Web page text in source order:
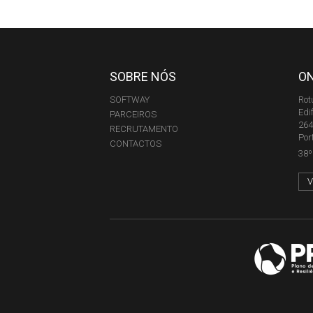
SOBRE NÓS
SOFTWAY
PARCEIROS
RECRUTAMENTO
CONTACTOS